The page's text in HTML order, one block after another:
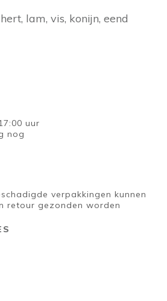
lam, vis, konijn, eend
uur
nog
verpakkingen kunnen
retour gezonden worden